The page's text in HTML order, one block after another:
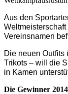
Aus den
Vereinsnamen
Die neuen Outfits
Trikots – will die
in Kamen
Die Gewinner 2014